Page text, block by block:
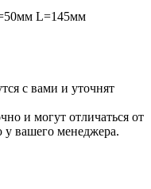
L=145мм
с вами и уточнят
и могут отличаться от
вашего менеджера.